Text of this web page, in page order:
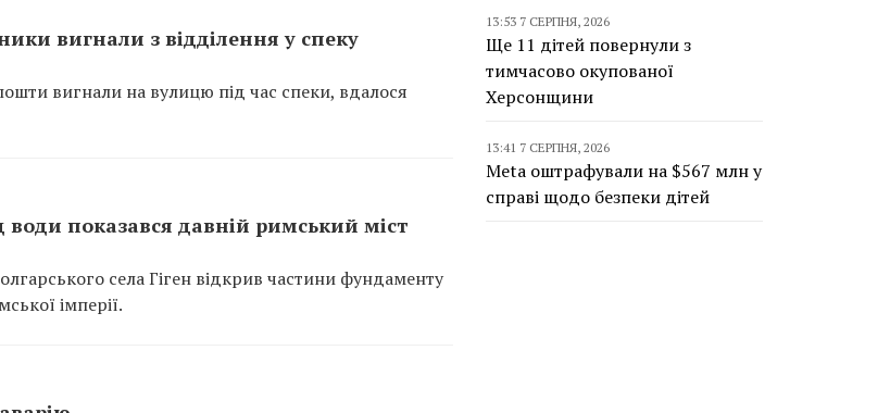
вигнали з відділення у спеку
вигнали на вулицю під час спеки, вдалося
води показався давній римський міст
села Гіген відкрив частини фундаменту
імперії.
13:53 7 СЕРПНЯ, 2026
Ще 11 дітей повернули з
тимчасово окупованої
Херсонщини
13:41 7 СЕРПНЯ, 2026
Meta оштрафували на $567 млн у
справі щодо безпеки дітей